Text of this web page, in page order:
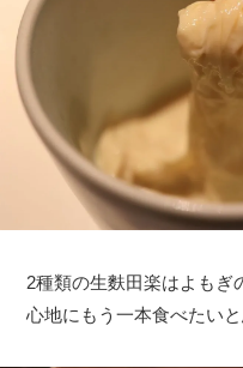
2種類の生麩田楽はよもぎ
心地にもう一本食べたいと